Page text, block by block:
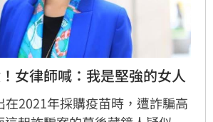
女律師喊：我是堅強的女人
在2021年採購疫苗時，遭詐騙高